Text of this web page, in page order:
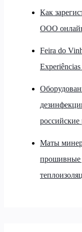
Как
ООО
Feira do
Маты
прошивные